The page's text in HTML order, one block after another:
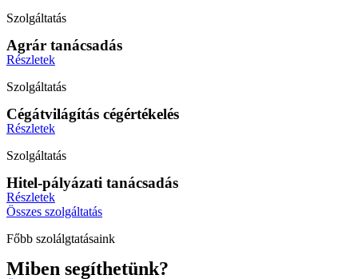
Szolgáltatás
Agrár tanácsadás
Részletek
Szolgáltatás
Cégátvilágítás cégértékelés
Részletek
Szolgáltatás
Hitel-pályázati tanácsadás
Részletek
Összes szolgáltatás
Főbb szolálgtatásaink
Miben segíthetünk?